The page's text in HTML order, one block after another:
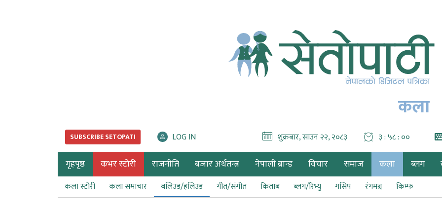
कला
SUBSCRIBE SETOPATI LOG IN शुक्रबार, साउन २२, २०८३ ३ : ५८ : ०१
गृहपृष्ठ कभर स्टोरी राजनीति बजार अर्थतन्त्र नेपाली ब्रान्ड विचार समाज कला ब्लग
कला स्टोरी कला समाचार बलिउड/हलिउड गीत/संगीत किताब ब्लग/रिभ्यु गसिप रंगमञ्च किम्फ